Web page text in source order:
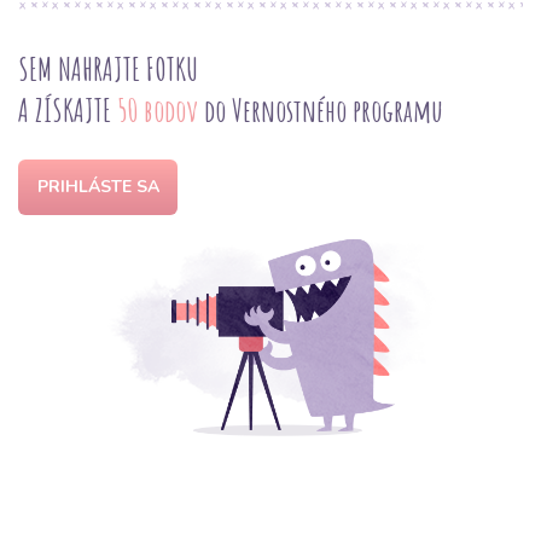
SEM NAHRAJTE FOTKU
A ZÍSKAJTE 50 bodov do Vernostného programu
PRIHLÁSTE SA